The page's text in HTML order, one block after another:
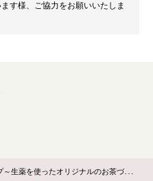
す様、ご協力をお願いいたしま
生薬を使ったオリジナルのお茶づくり～